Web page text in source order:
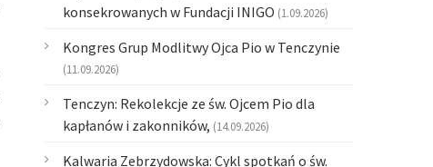
konsekrowanych w Fundacji INIGO (1.09.2026)
Kongres Grup Modlitwy Ojca Pio w Tenczynie
(11.09.2026)
Tenczyn: Rekolekcje ze św. Ojcem Pio dla
kapłanów i zakonników, (14.09.2026)
Kalwaria Zebrzydowska: Cykl spotkań o św.